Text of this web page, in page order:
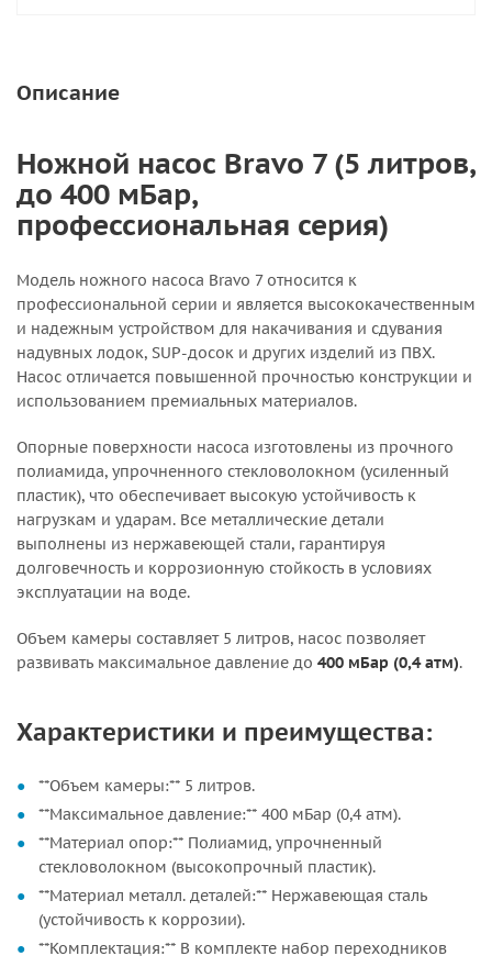
Описание
Ножной насос Bravo 7 (5 литров,
до 400 мБар,
профессиональная серия)
Модель ножного насоса Bravo 7 относится к
профессиональной серии и является высококачественным
и надежным устройством для накачивания и сдувания
надувных лодок, SUP-досок и других изделий из ПВХ.
Насос отличается повышенной прочностью конструкции и
использованием премиальных материалов.
Опорные поверхности насоса изготовлены из прочного
полиамида, упрочненного стекловолокном (усиленный
пластик), что обеспечивает высокую устойчивость к
нагрузкам и ударам. Все металлические детали
выполнены из нержавеющей стали, гарантируя
долговечность и коррозионную стойкость в условиях
эксплуатации на воде.
Объем камеры составляет 5 литров, насос позволяет
развивать максимальное давление до 400 мБар (0,4 атм).
Характеристики и преимущества:
**Объем камеры:** 5 литров.
**Максимальное давление:** 400 мБар (0,4 атм).
**Материал опор:** Полиамид, упрочненный
стекловолокном (высокопрочный пластик).
**Материал металл. деталей:** Нержавеющая сталь
(устойчивость к коррозии).
**Комплектация:** В комплекте набор переходников